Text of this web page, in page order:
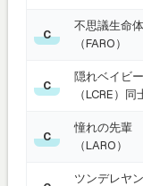
C
不思議生命体
（FARO）
C
隠れベイビー
（LCRE）同
C
憧れの先輩
（LARO）
ツンデレヤ